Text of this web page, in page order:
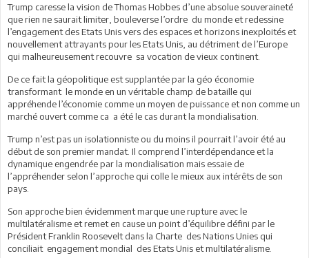
Trump caresse la vision de Thomas Hobbes d’une absolue souveraineté
que rien ne saurait limiter, bouleverse l’ordre du monde et redessine
l’engagement des Etats Unis vers des espaces et horizons inexploités et
nouvellement attrayants pour les Etats Unis, au détriment de l’Europe
qui malheureusement recouvre sa vocation de vieux continent.
De ce fait la géopolitique est supplantée par la géo économie
transformant le monde en un véritable champ de bataille qui
appréhende l’économie comme un moyen de puissance et non comme un
marché ouvert comme ca a été le cas durant la mondialisation.
Trump n’est pas un isolationniste ou du moins il pourrait l’avoir été au
début de son premier mandat. Il comprend l’interdépendance et la
dynamique engendrée par la mondialisation mais essaie de
l’appréhender selon l’approche qui colle le mieux aux intérêts de son
pays.
Son approche bien évidemment marque une rupture avec le
multilatéralisme et remet en cause un point d’équilibre défini par le
Président Franklin Roosevelt dans la Charte des Nations Unies qui
conciliait engagement mondial des Etats Unis et multilatéralisme.